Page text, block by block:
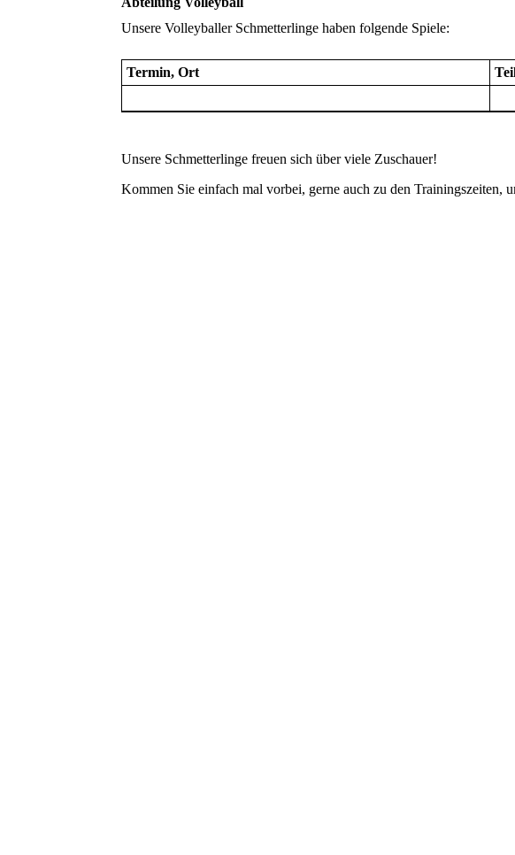
Unsere Volleyballer Schmetterlinge haben folgende Spiele:
Termin, Ort
Unsere Schmetterlinge freuen sich über viele Zuschauer!
Kommen Sie einfach mal vorbei, gerne auch zu den Trainingszeiten,